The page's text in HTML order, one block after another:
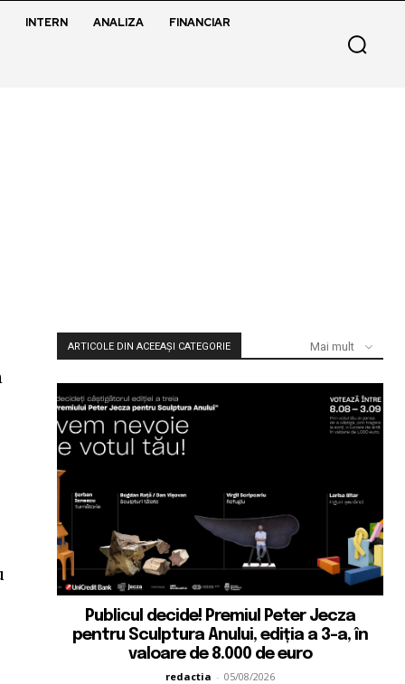
INTERN ANALIZA FINANCIAR
ARTICOLE DIN ACEEAȘI CATEGORIE Mai mult
Publicul decide! Premiul Peter Jecza
pentru Sculptura Anului, ediția a 3-a, în
valoare de 8.000 de euro
redactia - 05/08/2026